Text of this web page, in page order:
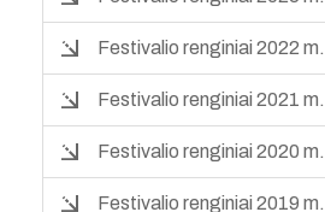
Festivalio renginiai 2022 m.
Festivalio renginiai 2021 m.
Festivalio renginiai 2020 m.
Festivalio renginiai 2019 m.